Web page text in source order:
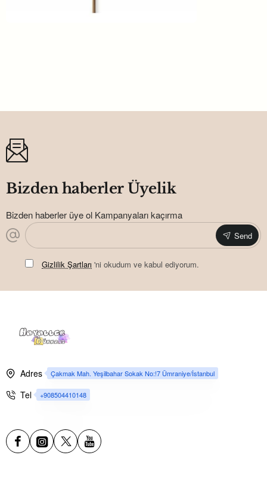
Bizden haberler Üyelik
Bizden haberler üye ol Kampanyaları kaçırma
Send
Gizlilik Şartları 'ni okudum ve kabul ediyorum.
Adres Çakmak Mah. Yeşilbahar Sokak No:!7 Ümraniye/İstanbul
Tel +908504410148